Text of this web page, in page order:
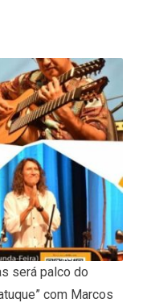
será palco do
com Marcos